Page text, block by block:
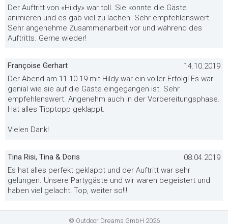
Der Auftritt von «Hildy» war toll. Sie konnte die Gäste
animieren und es gab viel zu lachen. Sehr empfehlenswert.
Sehr angenehme Zusammenarbeit vor und während des
Auftritts. Gerne wieder!
Françoise Gerhart
14.10.2019
Der Abend am 11.10.19 mit Hildy war ein voller Erfolg! Es war
genial wie sie auf die Gäste eingegangen ist. Sehr
empfehlenswert. Angenehm auch in der Vorbereitungsphase.
Hat alles Tipptopp geklappt.
Vielen Dank!
Tina Risi, Tina & Doris
08.04.2019
Es hat alles perfekt geklappt und der Auftritt war sehr
gelungen. Unsere Partygäste und wir waren begeistert und
haben viel gelacht! Top, weiter so!!!
© Outdoor Dreams GmbH 2026